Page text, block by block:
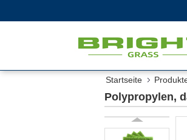
Startseite
Polypropylen,